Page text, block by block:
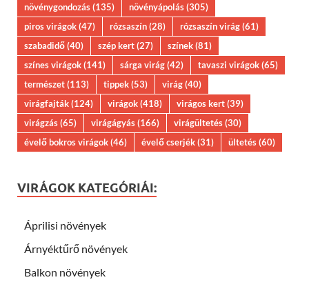
növénygondozás(135) növényápolás(305)
piros virágok(47) rózsaszín(28) rózsaszín virág(61)
szabadidő(40) szép kert(27) színek(81)
színes virágok(141) sárga virág(42) tavaszi virágok(65)
természet(113) tippek(53) virág(40)
virágfajták(124) virágok(418) virágos kert(39)
virágzás(65) virágágyás(166) virágültetés(30)
évelő bokros virágok(46) évelő cserjék(31) ültetés(60)
VIRÁGOK KATEGÓRIÁI:
Áprilisi növények
Árnyéktűrő növények
Balkon növények